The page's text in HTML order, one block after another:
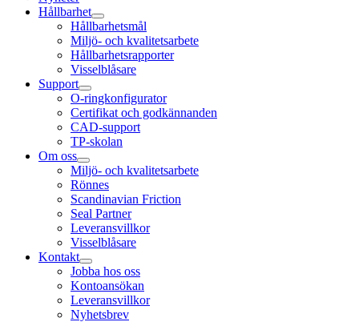
Hållbarhet
Hållbarhetsmål
Miljö- och kvalitetsarbete
Hållbarhetsrapporter
Visselblåsare
Support
O-ringkonfigurator
Certifikat och godkännanden
CAD-support
TP-skolan
Om oss
Miljö- och kvalitetsarbete
Rönnes
Scandinavian Friction
Seal Partner
Leveransvillkor
Visselblåsare
Kontakt
Jobba hos oss
Kontoansökan
Leveransvillkor
Nyhetsbrev